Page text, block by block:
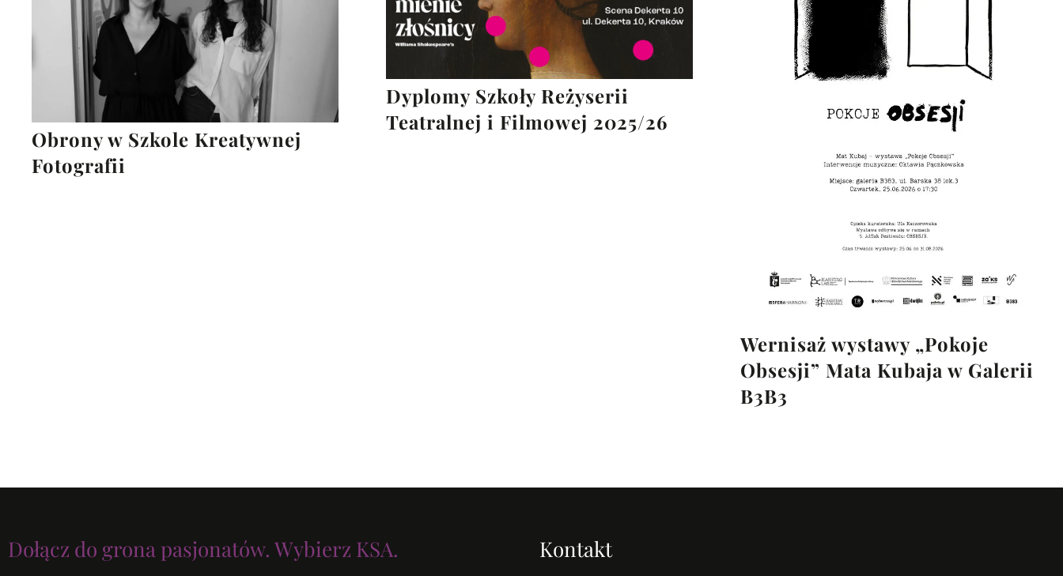
Obrony w Szkole Kreatywnej
Fotografii
Dyplomy Szkoły Reżyserii
Teatralnej i Filmowej 2025/26
Wernisaż wystawy „Pokoje
Obsesji” Mata Kubaja w Galerii
B3B3
Dołącz do grona pasjonatów. Wybierz KSA. Kontakt